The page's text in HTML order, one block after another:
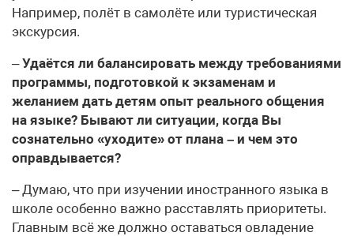
Например, полёт в самолёте или туристическая
экскурсия.
–Удаётся ли балансировать между требованиями
программы, подготовкой к экзаменам и
желанием дать детям опыт реального общения
на языке? Бывают ли ситуации, когда Вы
сознательно «уходите» от плана – и чем это
оправдывается?
– Думаю, что при изучении иностранного языка в
школе особенно важно расставлять приоритеты.
Главным всё же должно оставаться овладение